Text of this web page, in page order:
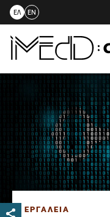
ΕΛ EN
ΕΡΓΑΛΕΙΑ